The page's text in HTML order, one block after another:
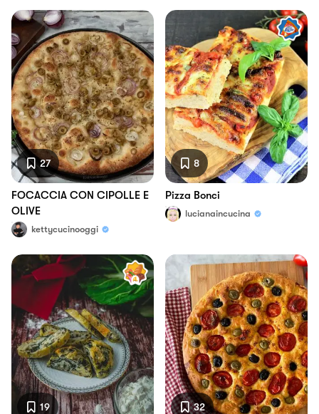
27
FOCACCIA CON CIPOLLE E
OLIVE
kettycucinooggi
8
Pizza Bonci
lucianaincucina
19 32